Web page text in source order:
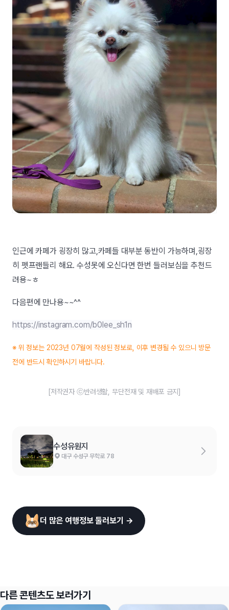
인근에 카페가 굉장히 많고,카페들 대부분 동반이 가능하며,굉장
히 펫프랜들리 해요. 수성못에 오신다면 한번 들러보심을 추천드
려용~ㅎ
다음편에 만나용~~^^
https://instagram.com/b0lee_sh1n
※ 위 정보는 2023년 07월에 작성된 정보로, 이후 변경될 수 있으니 방문
전에 반드시 확인하시기 바랍니다.
[저작권자 ⓒ반려생활, 무단전재 및 재배포 금지]
수성유원지
대구 수성구 무학로 78
더 많은 여행정보 둘러보기 →
다른 콘텐츠도 보러가기